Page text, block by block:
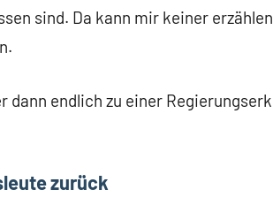
sind. Da kann mir keiner
dann endlich zu einer
zurück